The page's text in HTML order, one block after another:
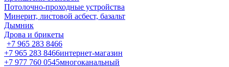
Потолочно-проходные устройства
Минерит, листовой асбест, базальт
Дымник
Дрова и брикеты
+7 965 283 8466
+7 965 283 8466интернет-магазин
+7 977 760 0545многоканальный